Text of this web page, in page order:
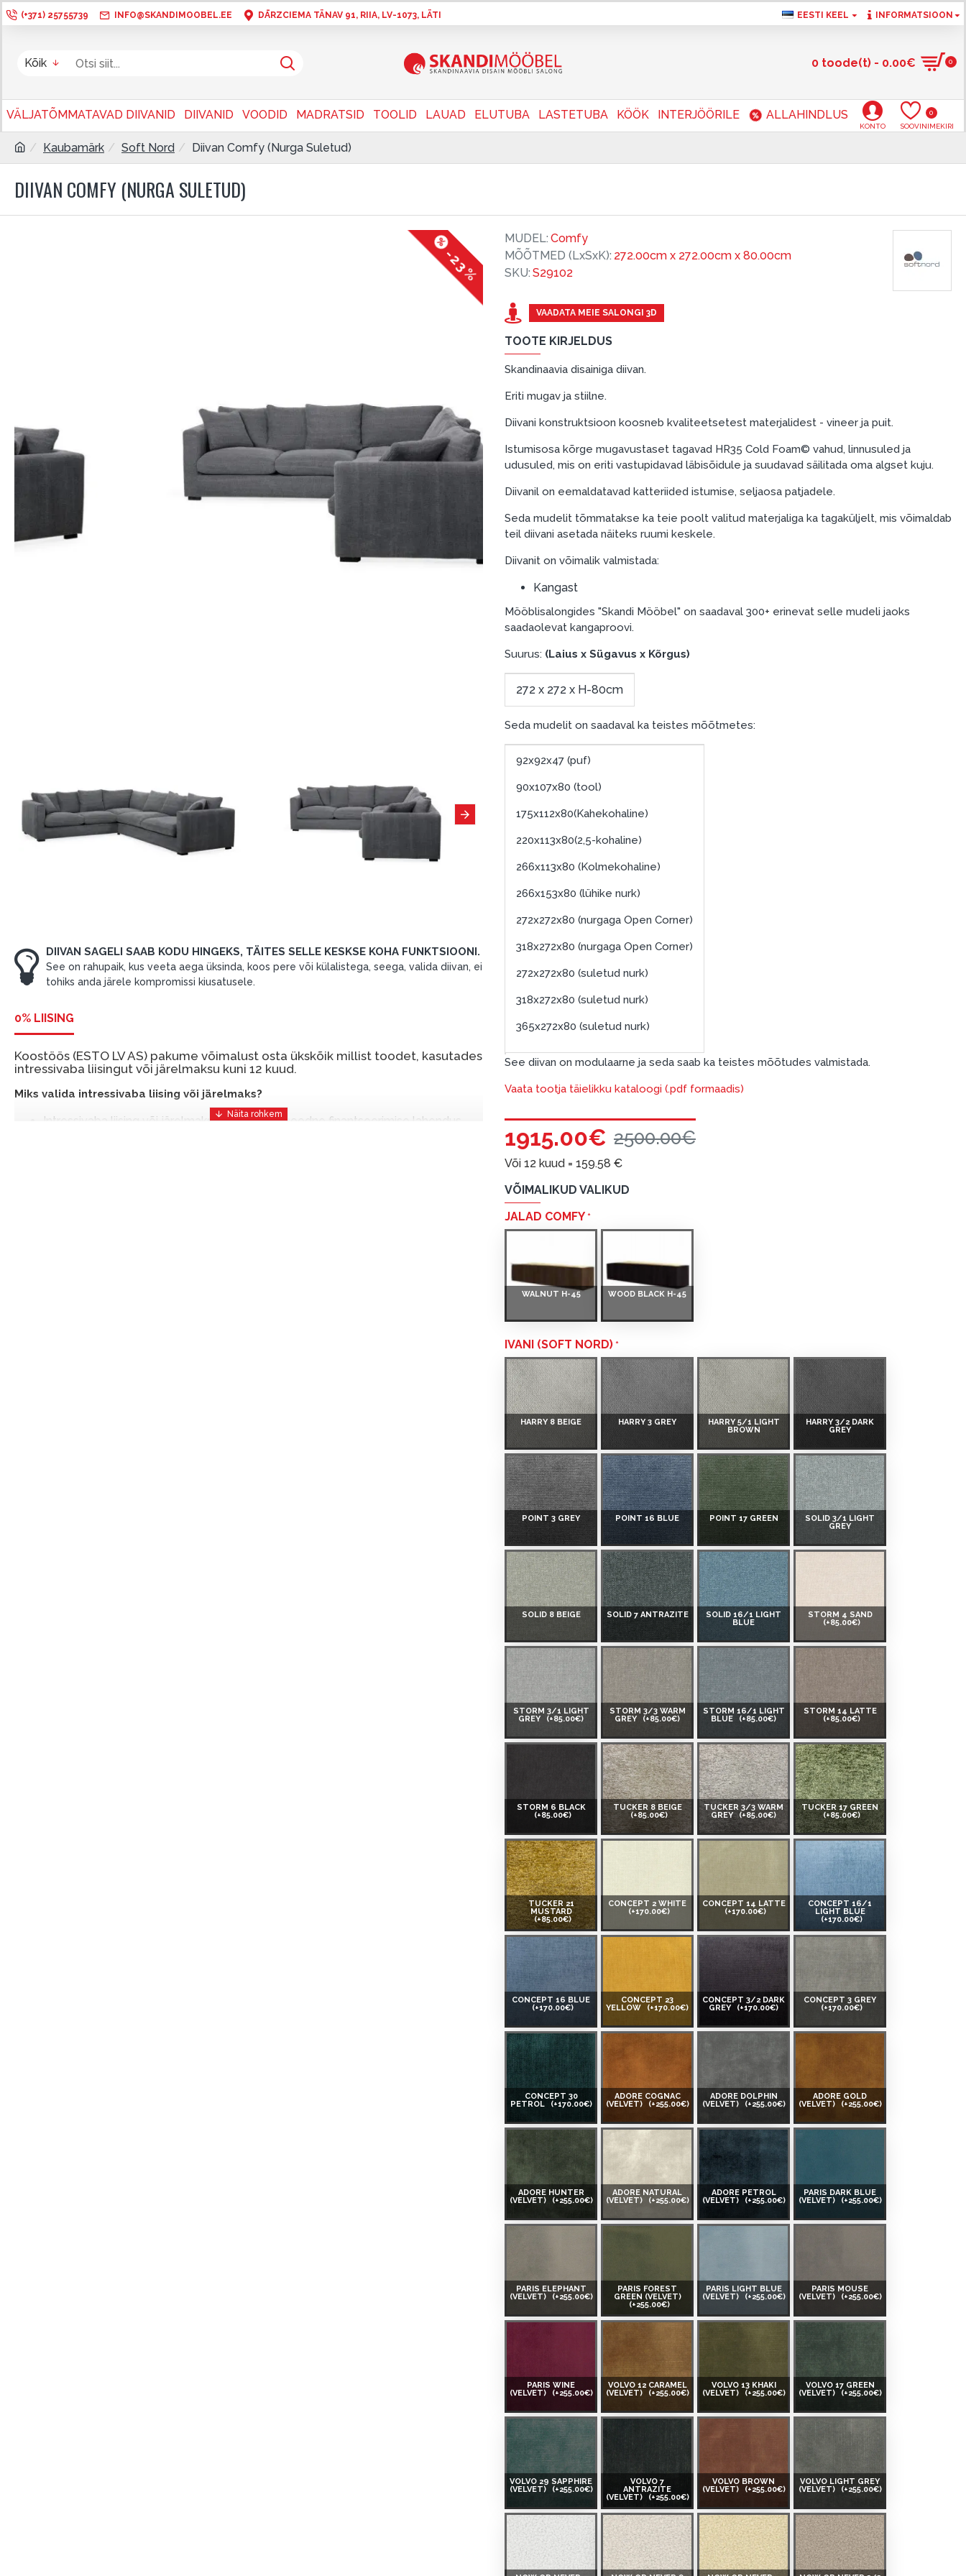
(+371) 25755739 INFO@SKANDIMOOBEL.EE DĀRZCIEMA TÄNAV 91, RIIA, LV-1073, LÄTI EESTI KEEL INFORMATSIOON
Kõik 0 toode(t) - 0.00€ 0
VÄLJATÕMMATAVAD DIIVANID DIIVANID VOODID MADRATSID TOOLID LAUAD ELUTUBA LASTETUBA KÖÖK INTERJÖÖRILE ALLAHINDLUS
KONTO SOOVINIMEKIRI
0
Kaubamärk Soft Nord Diivan Comfy (Nurga Suletud)
DIIVAN COMFY (NURGA SULETUD)
-23 %
DIIVAN SAGELI SAAB KODU HINGEKS, TÄITES SELLE KESKSE KOHA FUNKTSIOONI.
See on rahupaik, kus veeta aega üksinda, koos pere või külalistega, seega, valida diivan, ei
tohiks anda järele kompromissi kiusatusele.
0% LIISING
Koostöös (ESTO LV AS) pakume võimalust osta ükskõik millist toodet, kasutades
intressivaba liisingut või järelmaksu kuni 12 kuud.
Miks valida intressivaba liising või järelmaks?
Intressivaba liising või järelmaks on mugav ja soodne finantseerimise lahendus,
VAADATA MEIE SALONGI 3D
TOOTE KIRJELDUS
Skandinaavia disainiga diivan.
Eriti mugav ja stiilne.
Diivani konstruktsioon koosneb kvaliteetsetest materjalidest - vineer ja puit.
Istumisosa kõrge mugavustaset tagavad HR35 Cold Foam© vahud, linnusuled ja
udusuled, mis on eriti vastupidavad läbisõidule ja suudavad säilitada oma algset kuju.
Diivanil on eemaldatavad katteriided istumise, seljaosa patjadele.
Seda mudelit tõmmatakse ka teie poolt valitud materjaliga ka tagaküljelt, mis võimaldab
teil diivani asetada näiteks ruumi keskele.
Diivanit on võimalik valmistada:
Kangast
Mööblisalongides "Skandi Mööbel" on saadaval 300+ erinevat selle mudeli jaoks
saadaolevat kangaproovi.
Suurus: (Laius x Sügavus x Kõrgus)
272 x 272 x H-80cm
Seda mudelit on saadaval ka teistes mõõtmetes:
92x92x47 (puf)
90x107x80 (tool)
175x112x80(Kahekohaline)
220x113x80(2,5-kohaline)
266x113x80 (Kolmekohaline)
266x153x80 (lühike nurk)
272x272x80 (nurgaga Open Corner)
318x272x80 (nurgaga Open Corner)
272x272x80 (suletud nurk)
318x272x80 (suletud nurk)
365x272x80 (suletud nurk)
See diivan on modulaarne ja seda saab ka teistes mõõtudes valmistada.
Vaata tootja täielikku kataloogi (.pdf formaadis)
MUDEL: Comfy
MÕÕTMED (LxSxK): 272.00cm x 272.00cm x 80.00cm
SKU: S29102
1915.00€ 2500.00€
Või 12 kuud = 159.58 €
VÕIMALIKUD VALIKUD
JALAD COMFY
WALNUT H-45 WOOD BLACK H-45
IVANI (SOFT NORD)
HARRY 8 BEIGE HARRY 3 GREY
HARRY 5/1 LIGHT
BROWN
HARRY 3/2 DARK
GREY
POINT 3 GREY POINT 16 BLUE POINT 17 GREEN
SOLID 3/1 LIGHT
GREY
SOLID 8 BEIGE SOLID 7 ANTRAZITE
SOLID 16/1 LIGHT
BLUE
STORM 4 SAND
(+85.00€)
STORM 3/1 LIGHT
GREY
(+85.00€)
STORM 3/3 WARM
GREY
(+85.00€)
STORM 16/1 LIGHT
BLUE
(+85.00€)
STORM 14 LATTE
(+85.00€)
STORM 6 BLACK
(+85.00€)
TUCKER 8 BEIGE
(+85.00€)
TUCKER 3/3 WARM
GREY
(+85.00€)
TUCKER 17 GREEN
(+85.00€)
TUCKER 21
MUSTARD
(+85.00€)
CONCEPT 2 WHITE
(+170.00€)
CONCEPT 14 LATTE
(+170.00€)
CONCEPT 16/1
LIGHT BLUE
(+170.00€)
CONCEPT 16 BLUE
(+170.00€)
CONCEPT 23
YELLOW
(+170.00€)
CONCEPT 3/2 DARK
GREY
(+170.00€)
CONCEPT 3 GREY
(+170.00€)
CONCEPT 30
PETROL
(+170.00€)
ADORE COGNAC
(VELVET)
(+255.00€)
ADORE DOLPHIN
(VELVET)
(+255.00€)
ADORE GOLD
(VELVET)
(+255.00€)
ADORE HUNTER
(VELVET)
(+255.00€)
ADORE NATURAL
(VELVET)
(+255.00€)
ADORE PETROL
(VELVET)
(+255.00€)
PARIS DARK BLUE
(VELVET)
(+255.00€)
PARIS ELEPHANT
(VELVET)
(+255.00€)
PARIS FOREST
GREEN (VELVET)
(+255.00€)
PARIS LIGHT BLUE
(VELVET)
(+255.00€)
PARIS MOUSE
(VELVET)
(+255.00€)
PARIS WINE
(VELVET)
(+255.00€)
VOLVO 12 CARAMEL
(VELVET)
(+255.00€)
VOLVO 13 KHAKI
(VELVET)
(+255.00€)
VOLVO 17 GREEN
(VELVET)
(+255.00€)
VOLVO 29 SAPPHIRE
(VELVET)
(+255.00€)
VOLVO 7
ANTRAZITE
(VELVET)
(+255.00€)
VOLVO BROWN
(VELVET)
(+255.00€)
VOLVO LIGHT GREY
(VELVET)
(+255.00€)